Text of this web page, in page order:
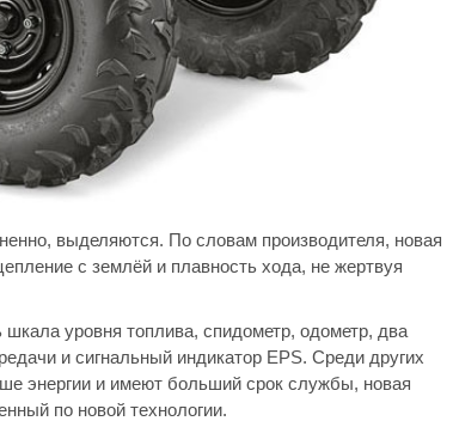
выделяются. По словам производителя, новая
с землёй и плавность хода, не жертвуя
уровня топлива, спидометр, одометр, два
и сигнальный индикатор EPS. Среди других
энергии и имеют больший срок службы, новая
по новой технологии.